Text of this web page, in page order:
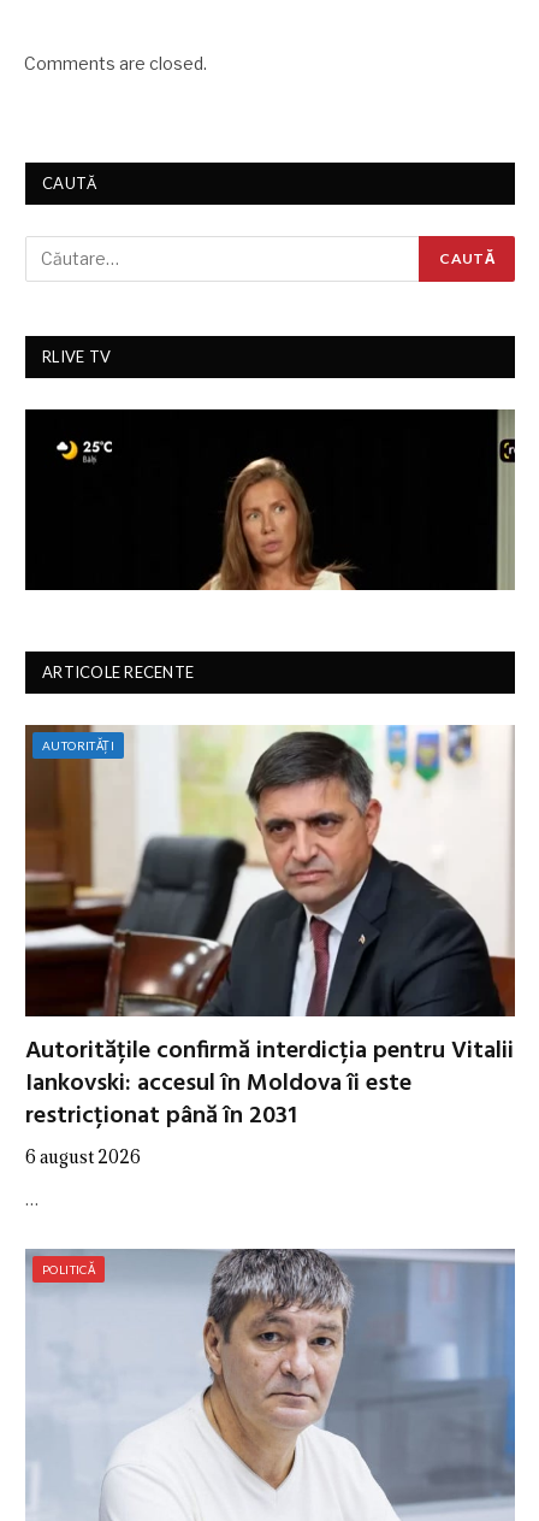
Comments are closed.
CAUTĂ
RLIVE TV
ARTICOLE RECENTE
AUTORITĂȚI
Autoritățile confirmă interdicția pentru Vitalii
Iankovski: accesul în Moldova îi este
restricționat până în 2031
6 august 2026
…
POLITICĂ